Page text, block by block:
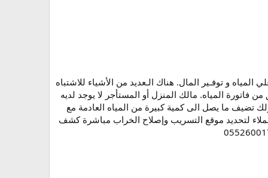
الحفاظ علي المياه و توفـير المال. هناك الـعديد من الأشياء للاشتباه
المياه. مالك المنزل أو المستأجر لا يوجد لديه
تضيف ما يصل الى كمية كبيرة من المياه العادمة مع
لتحديد موقع التسريب وإصلاح الخراب مباشرة كشف